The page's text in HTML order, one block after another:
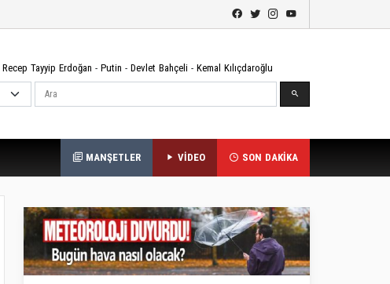
Recep Tayyip Erdoğan - Putin - Devlet Bahçeli - Kemal Kılıçdaroğlu
Ara
MANŞETLER VİDEO SON DAKİKA